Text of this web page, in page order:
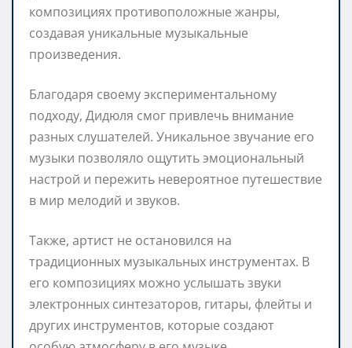
композициях противоположные жанры,
создавая уникальные музыкальные
произведения.
Благодаря своему экспериментальному
подходу, Дидюля смог привлечь внимание
разных слушателей. Уникальное звучание его
музыки позволяло ощутить эмоциональный
настрой и пережить невероятное путешествие
в мир мелодий и звуков.
Также, артист не остановился на
традиционных музыкальных инструментах. В
его композициях можно услышать звуки
электронных синтезаторов, гитары, флейты и
других инструментов, которые создают